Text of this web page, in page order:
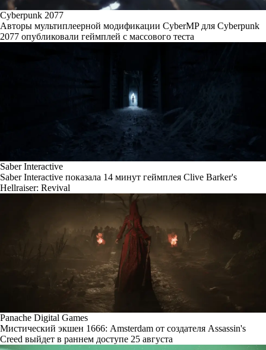
Cyberpunk 2077
Авторы мультиплеерной модификации CyberMP для Cyberpunk
2077 опубликовали геймплей с массового теста
Saber Interactive
Saber Interactive показала 14 минут геймплея Clive Barker's
Hellraiser: Revival
Panache Digital Games
Мистический экшен 1666: Amsterdam от создателя Assassin's
Creed выйдет в раннем доступе 25 августа